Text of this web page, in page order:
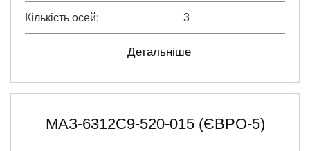
Кількість осей 3
Детальніше
МАЗ-6312С9-520-015 (ЄВРО-5)